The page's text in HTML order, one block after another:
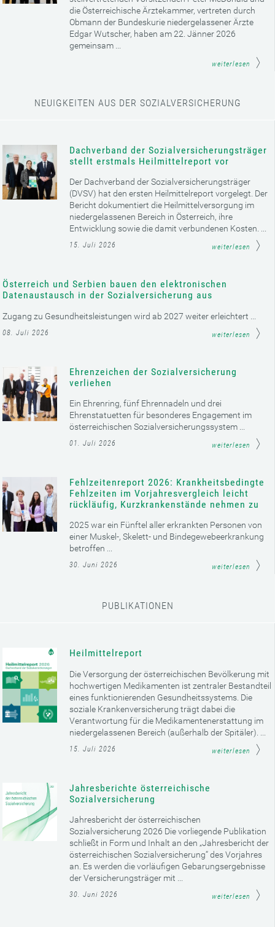
die Österreichische Ärztekammer, vertreten durch
Obmann der Bundeskurie niedergelassener Ärzte
Edgar Wutscher, haben am 22. Jänner 2026
gemeinsam ...
weiterlesen
NEUIGKEITEN AUS DER SOZIALVERSICHERUNG
Dachverband der Sozialversicherungsträger
stellt erstmals Heilmittelreport vor
Der Dachverband der Sozialversicherungsträger
(DVSV) hat den ersten Heilmittelreport vorgelegt. Der
Bericht dokumentiert die Heilmittelversorgung im
niedergelassenen Bereich in Österreich, ihre
Entwicklung sowie die damit verbundenen Kosten. ...
15. Juli 2026 weiterlesen
Österreich und Serbien bauen den elektronischen
Datenaustausch in der Sozialversicherung aus
Zugang zu Gesundheitsleistungen wird ab 2027 weiter erleichtert ...
08. Juli 2026 weiterlesen
Ehrenzeichen der Sozialversicherung
verliehen
Ein Ehrenring, fünf Ehrennadeln und drei
Ehrenstatuetten für besonderes Engagement im
österreichischen Sozialversicherungssystem ...
01. Juli 2026 weiterlesen
Fehlzeitenreport 2026: Krankheitsbedingte
Fehlzeiten im Vorjahresvergleich leicht
rückläufig, Kurzkrankenstände nehmen zu
2025 war ein Fünftel aller erkrankten Personen von
einer Muskel-, Skelett- und Bindegewebeerkrankung
betroffen ...
30. Juni 2026 weiterlesen
PUBLIKATIONEN
Heilmittelreport
Die Versorgung der österreichischen Bevölkerung mit
hochwertigen Medikamenten ist zentraler Bestandteil
eines funktionierenden Gesundheitssystems. Die
soziale Krankenversicherung trägt dabei die
Verantwortung für die Medikamentenerstattung im
niedergelassenen Bereich (außerhalb der Spitäler). ...
15. Juli 2026 weiterlesen
Jahresberichte österreichische
Sozialversicherung
Jahresbericht der österreichischen
Sozialversicherung 2026 Die vorliegende Publikation
schließt in Form und Inhalt an den „Jahresbericht der
österreichischen Sozialversicherung“ des Vorjahres
an. Es werden die vorläufigen Gebarungsergebnisse
der Versicherungsträger mit ...
30. Juni 2026 weiterlesen